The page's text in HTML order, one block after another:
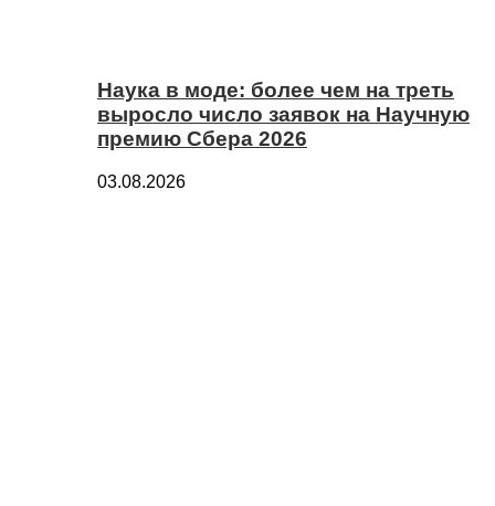
Наука в моде: более чем на треть
выросло число заявок на Научную
премию Сбера 2026
03.08.2026